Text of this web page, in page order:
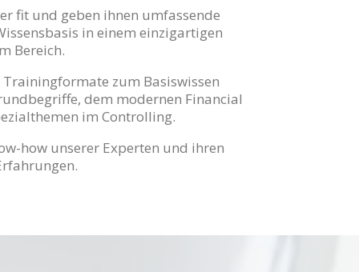
fit und geben ihnen umfassende
in einem einzigartigen
Bereich.
zum Basiswissen
dem modernen Financial
im Controlling.
how unserer Experten und ihren